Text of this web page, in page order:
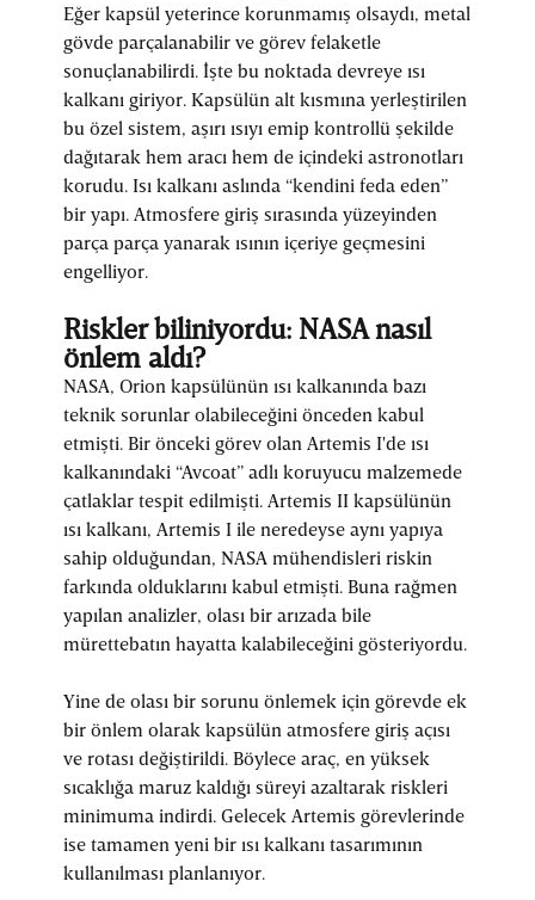
Eğer kapsül yeterince korunmamış olsaydı, metal
gövde parçalanabilir ve görev felaketle
sonuçlanabilirdi. İşte bu noktada devreye ısı
kalkanı giriyor. Kapsülün alt kısmına yerleştirilen
bu özel sistem, aşırı ısıyı emip kontrollü şekilde
dağıtarak hem aracı hem de içindeki astronotları
korudu. Isı kalkanı aslında “kendini feda eden”
bir yapı. Atmosfere giriş sırasında yüzeyinden
parça parça yanarak ısının içeriye geçmesini
engelliyor.
Riskler biliniyordu: NASA nasıl
önlem aldı?
NASA, Orion kapsülünün ısı kalkanında bazı
teknik sorunlar olabileceğini önceden kabul
etmişti. Bir önceki görev olan Artemis I'de ısı
kalkanındaki “Avcoat” adlı koruyucu malzemede
çatlaklar tespit edilmişti. Artemis II kapsülünün
ısı kalkanı, Artemis I ile neredeyse aynı yapıya
sahip olduğundan, NASA mühendisleri riskin
farkında olduklarını kabul etmişti. Buna rağmen
yapılan analizler, olası bir arızada bile
mürettebatın hayatta kalabileceğini gösteriyordu.
Yine de olası bir sorunu önlemek için görevde ek
bir önlem olarak kapsülün atmosfere giriş açısı
ve rotası değiştirildi. Böylece araç, en yüksek
sıcaklığa maruz kaldığı süreyi azaltarak riskleri
minimuma indirdi. Gelecek Artemis görevlerinde
ise tamamen yeni bir ısı kalkanı tasarımının
kullanılması planlanıyor.